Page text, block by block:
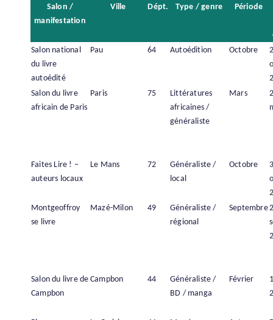
Salon /
manifestation
Ville Dépt. Type / genre Période
Salon national
du livre
autoédité
Pau 64 Autoédition Octobre
Salon du livre
africain de Paris
Paris 75
Littératures
africaines /
généraliste
Mars
Faites Lire ! –
auteurs locaux
Le Mans 72
Généraliste /
local
Octobre
Montgeoffroy
se livre
Mazé-Milon 49
Généraliste /
régional
Septembre
Salon du livre de
Campbon
Campbon 44
Généraliste /
BD / manga
Février